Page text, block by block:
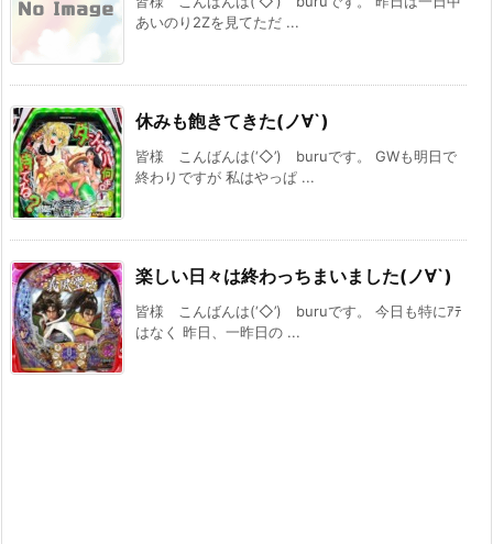
あいのり2Zを見てただ ...
休みも飽きてきた(ノ∀`)
皆様 こんばんは(‘◇’)ゞburuです。 GWも明日で
終わりですが 私はやっぱ ...
楽しい日々は終わっちまいました(ノ∀`)
皆様 こんばんは(‘◇’)ゞburuです。 今日も特にｱﾃ
はなく 昨日、一昨日の ...